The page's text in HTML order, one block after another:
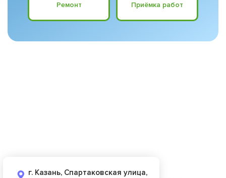
Ремонт Приёмка работ
г. Казань, Спартаковская улица,